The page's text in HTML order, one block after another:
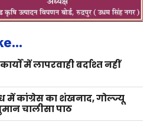
में लापरवाही बर्दाश्त नहीं
में कांग्रेस का शंखनाद, गोल्ज्यू
चालीसा पाठ